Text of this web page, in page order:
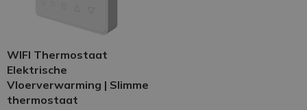
WIFI Thermostaat
Elektrische
Vloerverwarming | Slimme
thermostaat